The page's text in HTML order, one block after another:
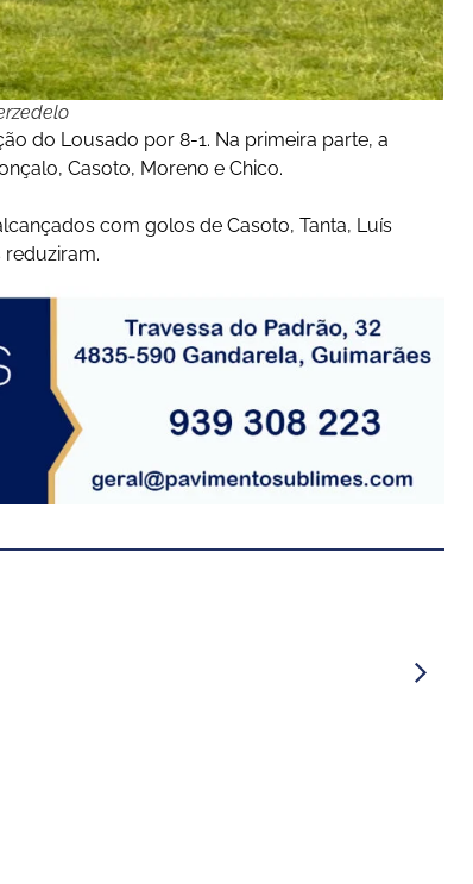
do Lousado por 8-1. Na primeira parte, a
Casoto, Moreno e Chico.
com golos de Casoto, Tanta, Luís
reduziram.